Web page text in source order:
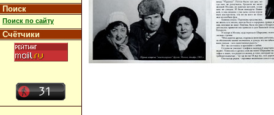
Поиск
Поиск по сайту
Счётчики